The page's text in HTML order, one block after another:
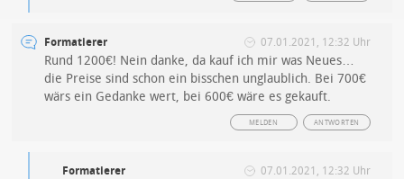
Formatierer 07.01.2021, 12:32 Uhr
Rund 1200€! Nein danke, da kauf ich mir was Neues…
die Preise sind schon ein bisschen unglaublich. Bei 700€
wärs ein Gedanke wert, bei 600€ wäre es gekauft.
ANTWORTEN
MELDEN
Formatierer 07.01.2021, 12:32 Uhr